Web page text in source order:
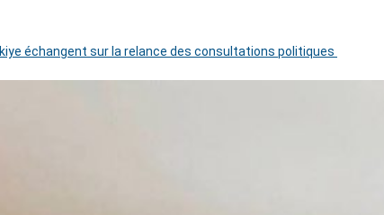
échangent sur la relance des consultations politiques